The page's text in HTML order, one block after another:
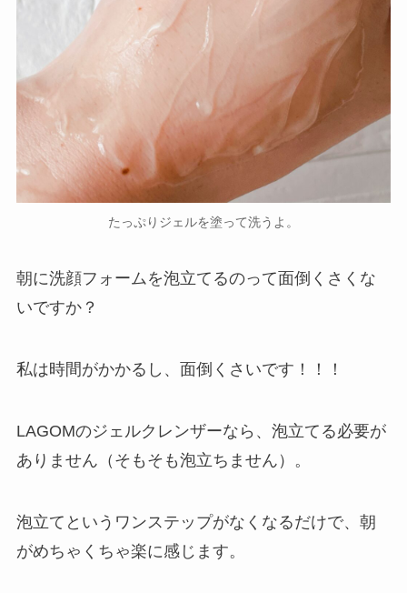
たっぷりジェルを塗って洗うよ。
朝に洗顔フォームを泡立てるのって面倒くさくな
いですか？
私は時間がかかるし、面倒くさいです！！！
LAGOMのジェルクレンザーなら、 泡立てる必要が
ありません （そもそも泡立ちません）。
泡立てというワンステップがなくなるだけで、朝
がめちゃくちゃ楽に感じます。